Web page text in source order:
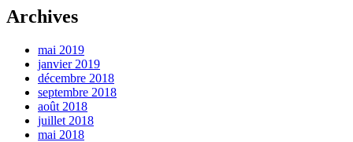
Archives
mai 2019
janvier 2019
décembre 2018
septembre 2018
août 2018
juillet 2018
mai 2018